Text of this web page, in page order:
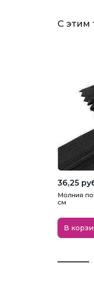
С этим
36,25
Молния
см
В